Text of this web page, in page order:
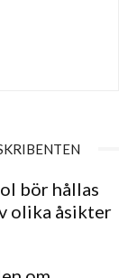
bör hållas
olika åsikter